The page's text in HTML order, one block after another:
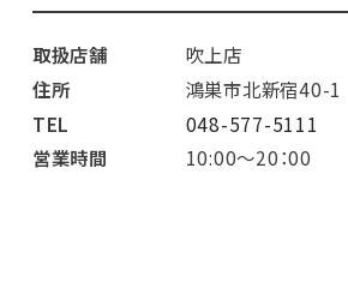
取扱店舗
吹上店
住所
鴻巣市北新宿40-1
TEL
048-577-5111
営業時間
10:00～20：00